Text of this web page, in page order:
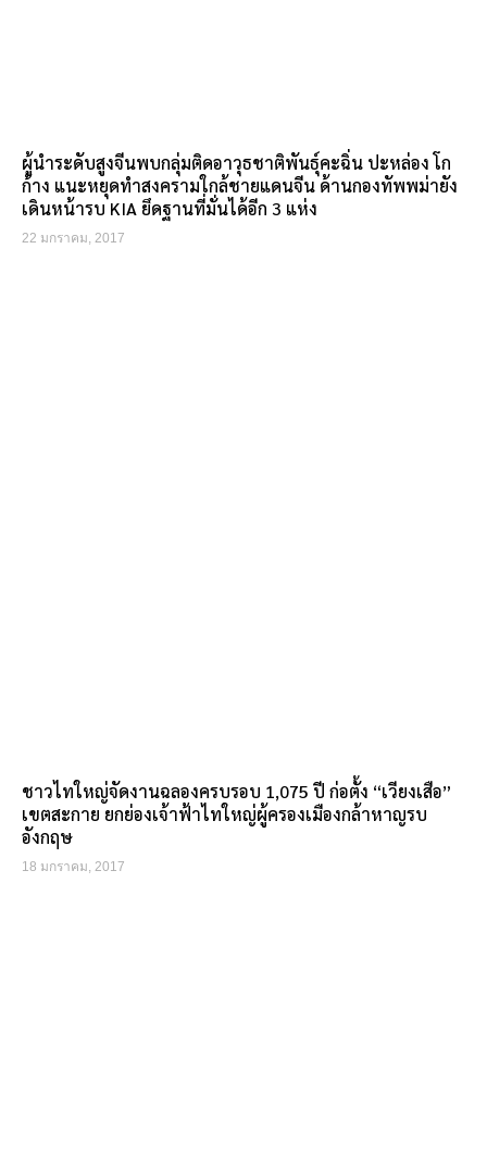
ผู้นำระดับสูงจีนพบกลุ่มติดอาวุธชาติพันธุ์คะฉิ่น ปะหล่อง โก
ก้าง แนะหยุดทำสงครามใกล้ชายแดนจีน ด้านกองทัพพม่ายัง
เดินหน้ารบ KIA ยึดฐานที่มั่นได้อีก 3 แห่ง
22 มกราคม, 2017
ชาวไทใหญ่จัดงานฉลองครบรอบ 1,075 ปี ก่อตั้ง “เวียงเสือ”
เขตสะกาย ยกย่องเจ้าฟ้าไทใหญ่ผู้ครองเมืองกล้าหาญรบ
อังกฤษ
18 มกราคม, 2017